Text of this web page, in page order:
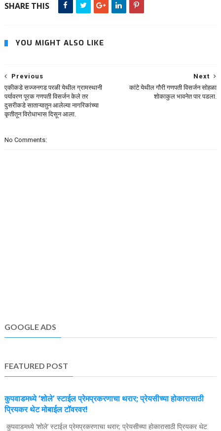
SHARE THIS
YOU MIGHT ALSO LIKE
Next
कांटे येथील गौरी गणपती विसर्जन सोहळा
शोकाकुल भावनेत पार पडला.
Previous
एकीकडे सज्जनगड परळी येथील ग्रामस्थानी
पर्यावरण पूरक गणपती विसर्जन केले तर
दुसरीकडे साताऱ्यातुन आलेल्या नागरिकांच्या
कृतीतून विरोधाभास दिसून आला.
No Comments:
GOOGLE ADS
FEATURED POST
कुपवाडमध्ये ‘शोले’ स्टाईल प्रेमप्रकरणाचा थरार; प्रेयसीच्या होकारासाठी
प्रियकर थेट मोबाईल टॉवरवर!
कुपवाडमध्ये ‘शोले’ स्टाईल प्रेमप्रकरणाचा थरार; प्रेयसीच्या होकारासाठी प्रियकर थेट